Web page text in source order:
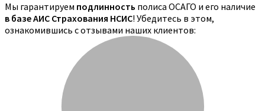
Мы гарантируем подлинность полиса ОСАГО и его наличие
в базе АИС Страхования НСИС! Убедитесь в этом,
ознакомившись с отзывами наших клиентов: